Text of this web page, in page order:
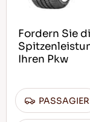
Fordern Sie
Ihren Pkw
PASSAGIER